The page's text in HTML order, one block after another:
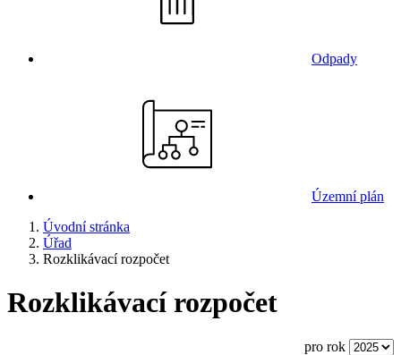
Odpady
Územní plán
Úvodní stránka
Úřad
Rozklikávací rozpočet
Rozklikávací rozpočet
pro rok